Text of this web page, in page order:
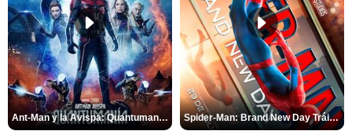
Ant-Man y la Avispa: Quantumanía Tráiler (2) Spider-Man: Brand New Day Tráiler (3)